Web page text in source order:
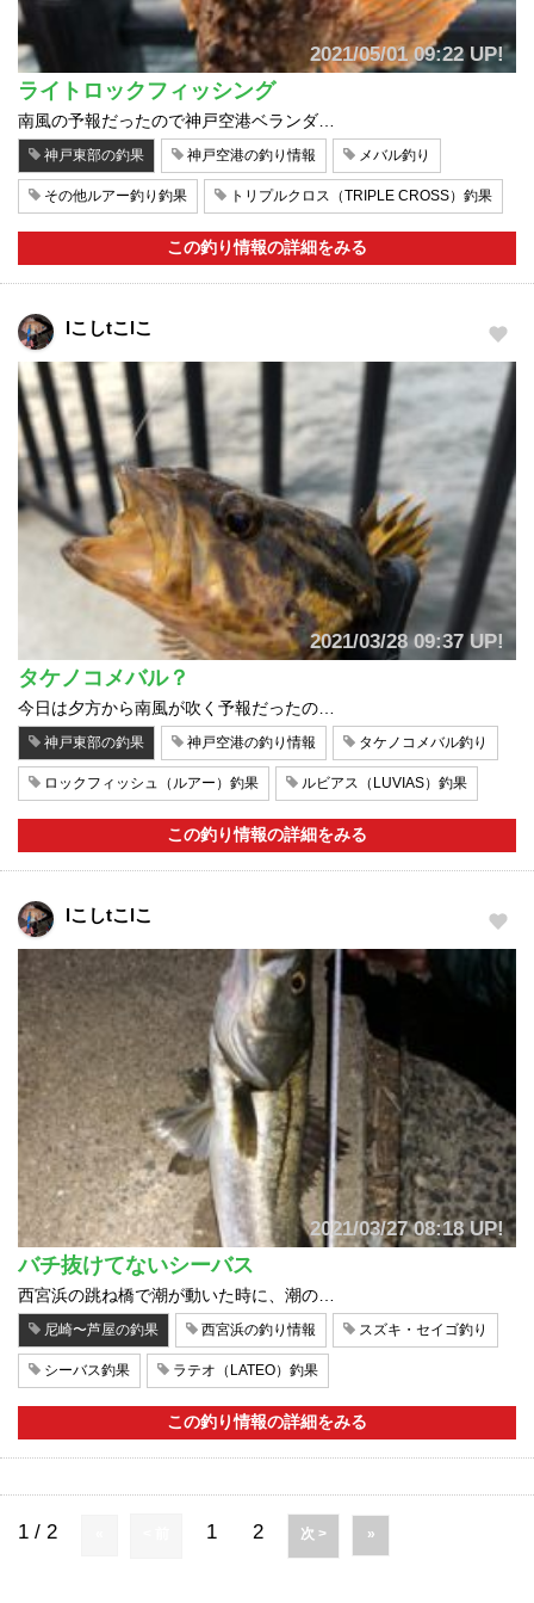
2021/05/01 09:22 UP!
ライトロックフィッシング
南風の予報だったので神戸空港ベランダ…
神戸東部の釣果 神戸空港の釣り情報 メバル釣り
その他ルアー釣り釣果 トリプルクロス（TRIPLE CROSS）釣果
この釣り情報の詳細をみる
lこしtこlこ
2021/03/28 09:37 UP!
タケノコメバル？
今日は夕方から南風が吹く予報だったの…
神戸東部の釣果 神戸空港の釣り情報 タケノコメバル釣り
ロックフィッシュ（ルアー）釣果 ルビアス（LUVIAS）釣果
この釣り情報の詳細をみる
lこしtこlこ
2021/03/27 08:18 UP!
バチ抜けてないシーバス
西宮浜の跳ね橋で潮が動いた時に、潮の…
尼崎〜芦屋の釣果 西宮浜の釣り情報 スズキ・セイゴ釣り
シーバス釣果 ラテオ（LATEO）釣果
この釣り情報の詳細をみる
1 / 2 1 2 次 > »